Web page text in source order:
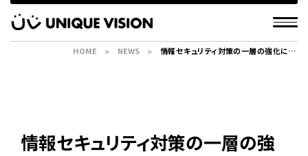
情報セキュリティ対策の一層の強
HOME NEWS
情報セキュリティ対策の一層の強化に向